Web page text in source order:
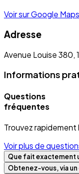
Voir sur Google Maps
Adresse
Avenue Louise 380,
Informations
Questions
fréquentes
Trouvez
Voir plus de
Que fait exactement
Obtenez-vous, via un